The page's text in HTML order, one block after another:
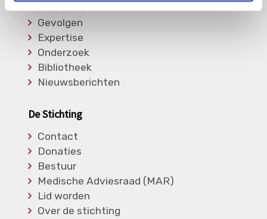
Medicatie
Gevolgen
Expertise
Onderzoek
Bibliotheek
Nieuwsberichten
De Stichting
Contact
Donaties
Bestuur
Medische Adviesraad (MAR)
Lid worden
Over de stichting